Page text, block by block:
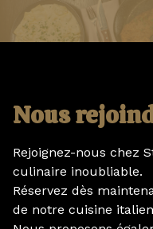
Nous
Rejoignez-nous chez
culinaire inoubliable.
Réservez dès
de notre cuisine